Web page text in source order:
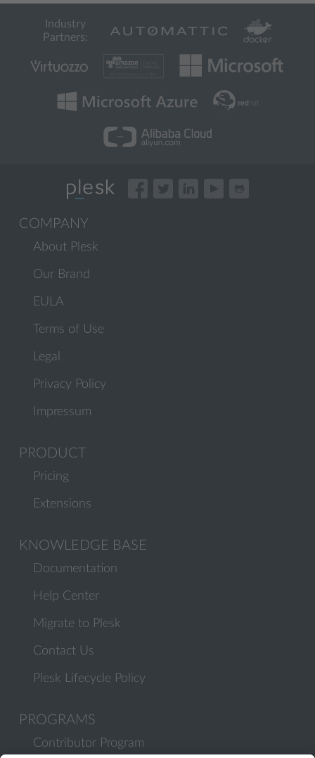
Industry
Partners:
COMPANY
About Plesk
Our Brand
EULA
Terms of Use
Legal
Privacy Policy
Impressum
PRODUCT
Pricing
Extensions
KNOWLEDGE BASE
Documentation
Help Center
Migrate to Plesk
Contact Us
Plesk Lifecycle Policy
PROGRAMS
Contributor Program